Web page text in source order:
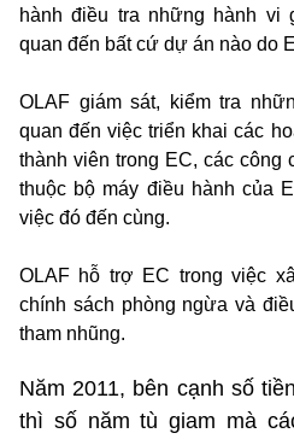
hành điều tra những hành vi
quan đến bất cứ dự án nào do
OLAF giám sát, kiểm tra
quan đến việc triển khai các
thành viên trong EC, các công
thuộc bộ máy điều hành của
việc đó đến cùng.
OLAF hỗ trợ EC trong việc
chính sách phòng ngừa và
tham nhũng.
Năm 2011, bên cạnh số
thì số năm tù giam mà